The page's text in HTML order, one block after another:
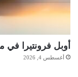
أوبل فرونتيرا في
أغسطس 4, 2026